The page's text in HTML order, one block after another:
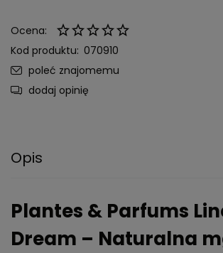
Ocena:
Kod produktu: 070910
poleć znajomemu
dodaj opinię
Opis
Plantes & Parfums
Dream – Naturalna